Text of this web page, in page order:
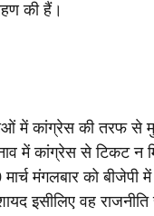
की हैं।
में कांग्रेस की तरफ से
में कांग्रेस से टिकट न
मंगलबार को बीजेपी में
इसीलिए वह